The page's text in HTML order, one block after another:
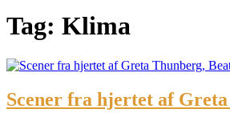
Tag: Klima
Scener fra hjertet af